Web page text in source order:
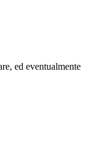
ed eventualmente